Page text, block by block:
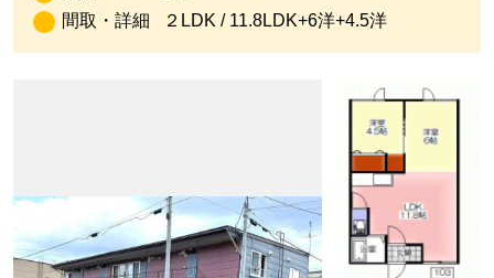
間取・詳細
２LDK / 11.8LDK+6洋+4.5洋